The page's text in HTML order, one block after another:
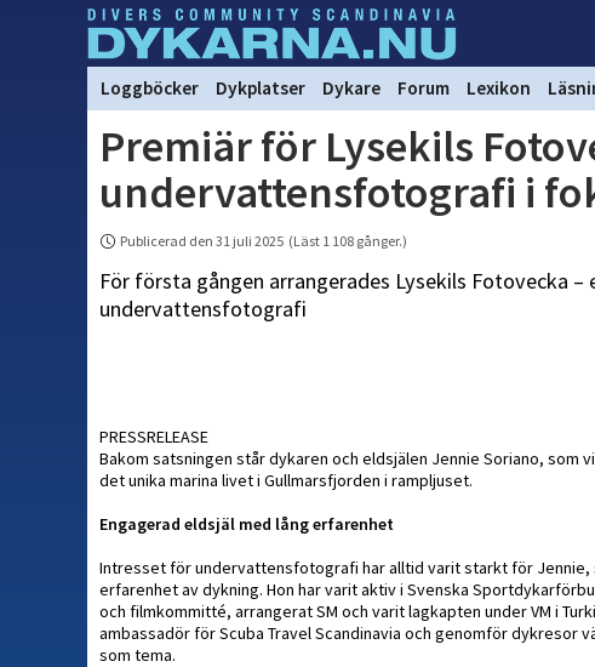
Loggböcker Dykplatser Dykare Forum Lexikon
Premiär för Lysekils
undervattensfotografi i
Publicerad den 31 juli 2025 (Läst 1 108 gånger.)
För första gången arrangerades Lysekils
undervattensfotografi
PRESSRELEASE
Bakom satsningen står dykaren och eldsjälen Jennie Soriano, som
det unika marina livet i Gullmarsfjorden i rampljuset.
Engagerad eldsjäl med lång erfarenhet
Intresset för undervattensfotografi har alltid varit starkt för Jennie,
erfarenhet av dykning. Hon har varit aktiv i Svenska
och filmkommitté, arrangerat SM och varit lagkapten under VM i
ambassadör för Scuba Travel Scandinavia och genomför dykresor
som tema.